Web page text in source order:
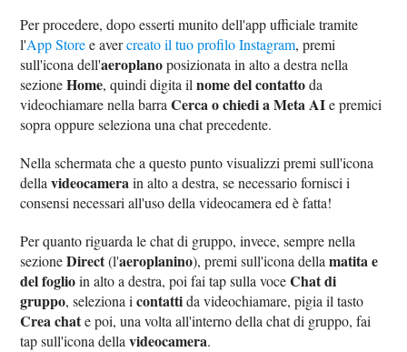
Per procedere, dopo esserti munito dell'app ufficiale tramite
l'App Storee avercreato il tuo profilo Instagram, premi
sull'icona dell'aeroplanoposizionata in alto a destra nella
sezioneHome, quindi digita ilnome del contattoda
videochiamare nella barraCerca o chiedi a Meta AIe premici
sopra oppure seleziona una chat precedente.
Nella schermata che a questo punto visualizzi premi sull'icona
dellavideocamerain alto a destra, se necessario fornisci i
consensi necessari all'uso della videocamera ed è fatta!
Per quanto riguarda le chat di gruppo, invece, sempre nella
sezioneDirect(l'aeroplanino), premi sull'icona dellamatita e
del foglioin alto a destra, poi fai tap sulla voceChat di
gruppo, seleziona icontattida videochiamare, pigia il tasto
Crea chate poi, una volta all'interno della chat di gruppo, fai
tap sull'icona dellavideocamera.